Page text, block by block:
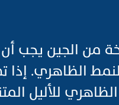
من الجين يجب
الظاهري. إذا
للأليل